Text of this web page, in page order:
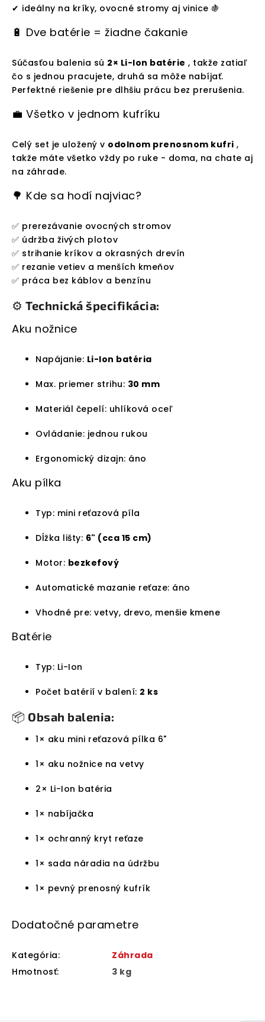
✔ ideálny na kríky, ovocné stromy aj vinice 🍇
🔋 Dve batérie = žiadne čakanie
Súčasťou balenia sú 2× Li-Ion batérie , takže zatiaľ
čo s jednou pracujete, druhá sa môže nabíjať.
Perfektné riešenie pre dlhšiu prácu bez prerušenia.
💼 Všetko v jednom kufríku
Celý set je uložený v odolnom prenosnom kufri ,
takže máte všetko vždy po ruke - doma, na chate aj
na záhrade.
🌳 Kde sa hodí najviac?
✅ prerezávanie ovocných stromov
✅ údržba živých plotov
✅ strihanie kríkov a okrasných drevín
✅ rezanie vetiev a menších kmeňov
✅ práca bez káblov a benzínu
⚙️ Technická špecifikácia:
Aku nožnice
Napájanie: Li-Ion batéria
Max. priemer strihu: 30 mm
Materiál čepelí: uhlíková oceľ
Ovládanie: jednou rukou
Ergonomický dizajn: áno
Aku pílka
Typ: mini reťazová píla
Dĺžka lišty: 6" (cca 15 cm)
Motor: bezkefový
Automatické mazanie reťaze: áno
Vhodné pre: vetvy, drevo, menšie kmene
Batérie
Typ: Li-Ion
Počet batérií v balení: 2 ks
📦 Obsah balenia:
1× aku mini reťazová pílka 6"
1× aku nožnice na vetvy
2× Li-Ion batéria
1× nabíjačka
1× ochranný kryt reťaze
1× sada náradia na údržbu
1× pevný prenosný kufrík
Dodatočné parametre
Kategória:
Záhrada
Hmotnosť: 3 kg